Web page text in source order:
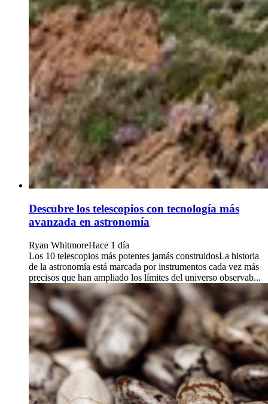
Descubre los telescopios con tecnología más
avanzada en astronomía
Ryan WhitmoreHace 1 día
Los 10 telescopios más potentes jamás construidosLa historia
de la astronomía está marcada por instrumentos cada vez más
precisos que han ampliado los límites del universo observab...